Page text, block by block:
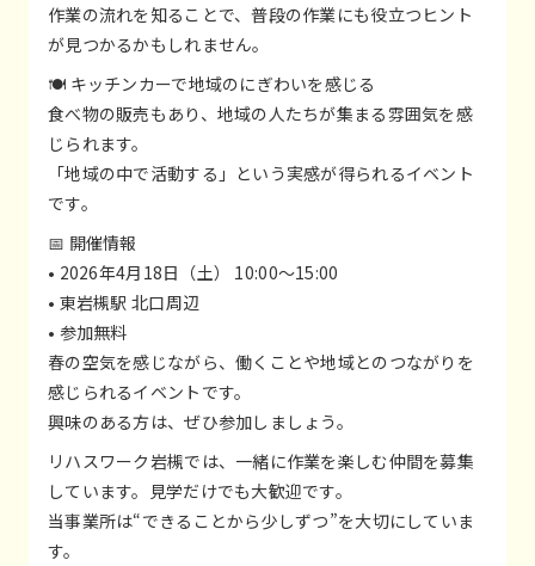
作業の流れを知ることで、普段の作業にも役立つヒント
が見つかるかもしれません。
🍽 キッチンカーで地域のにぎわいを感じる
食べ物の販売もあり、地域の人たちが集まる雰囲気を感
じられます。
「地域の中で活動する」という実感が得られるイベント
です。
📅 開催情報
• 2026年4月18日（土） 10:00〜15:00
• 東岩槻駅 北口周辺
• 参加無料
春の空気を感じながら、働くことや地域とのつながりを
感じられるイベントです。
興味のある方は、ぜひ参加しましょう。
リハスワーク岩槻では、一緒に作業を楽しむ仲間を募集
しています。見学だけでも大歓迎です。
当事業所は“できることから少しずつ”を大切にしていま
す。